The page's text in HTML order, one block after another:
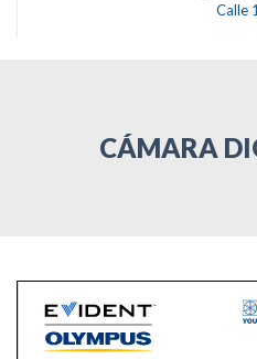
Calle
CÁMARA